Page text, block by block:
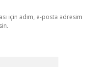
için adım, e-posta adresim